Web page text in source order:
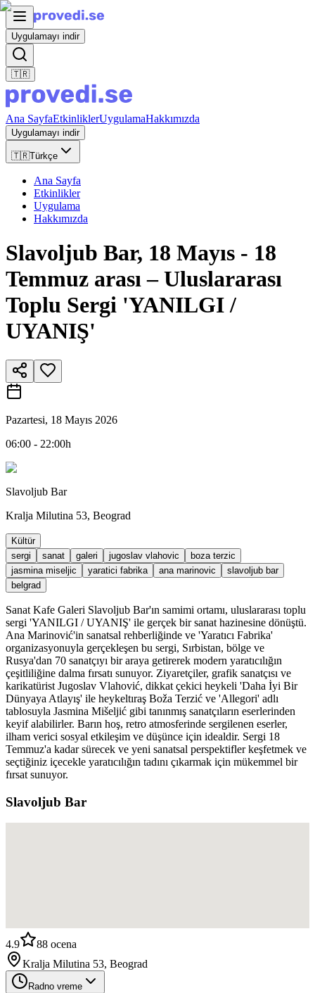
Uygulamayı indir
🇹🇷
Ana SayfaEtkinliklerUygulamaHakkımızda
Uygulamayı indir
🇹🇷Türkçe
Ana Sayfa
Etkinlikler
Uygulama
Hakkımızda
Slavoljub Bar, 18 Mayıs - 18
Temmuz arası – Uluslararası
Toplu Sergi 'YANILGI /
UYANIŞ'
Pazartesi, 18 Mayıs 2026
06:00 - 22:00h
Slavoljub Bar
Kralja Milutina 53, Beograd
Kültür
sergi
sanat galeri jugoslav vlahovic
boza terzic
jasmina miseljic
yaratici fabrika ana marinovic
slavoljub bar
belgrad
Sanat Kafe Galeri Slavoljub Bar'ın samimi ortamı, uluslararası toplu
sergi 'YANILGI / UYANIŞ' ile gerçek bir sanat hazinesine dönüştü.
Ana Marinović'in sanatsal rehberliğinde ve 'Yaratıcı Fabrika'
organizasyonuyla gerçekleşen bu sergi, Sırbistan, bölge ve
Rusya'dan 70 sanatçıyı bir araya getirerek modern yaratıcılığın
çeşitliliğine dalma fırsatı sunuyor. Ziyaretçiler, grafik sanatçısı ve
karikatürist Jugoslav Vlahović, dikkat çekici heykeli 'Daha İyi Bir
Dünyaya Atlayış' ile heykeltıraş Boža Terzić ve 'Allegori' adlı
tablosuyla Jasmina Mišeljić gibi tanınmış sanatçıların eserlerinden
keyif alabilirler. Barın hoş, retro atmosferinde sergilenen eserler,
ilham verici sosyal etkileşim ve düşünce için idealdir. Sergi 18
Temmuz'a kadar sürecek ve yeni sanatsal perspektifler keşfetmek ve
seçtiğiniz içecekle yaratıcılığın tadını çıkarmak için mükemmel bir
fırsat sunuyor.
Slavoljub Bar
4.9 88 ocena
Kralja Milutina 53, Beograd
Radno vreme